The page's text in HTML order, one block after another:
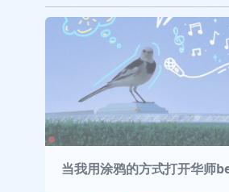
当我用涂鸦的方式打开华师